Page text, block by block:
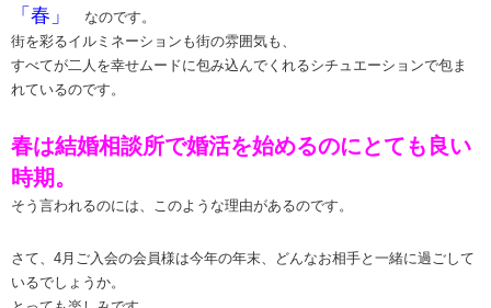
「春」
なのです。
街を彩るイルミネーションも街の雰囲気も、
すべてが二人を幸せムードに包み込んでくれるシチュエーションで包ま
れているのです。
春は結婚相談所で婚活を始めるのにとても良い
時期。
そう言われるのには、このような理由があるのです。
さて、4月ご入会の会員様は今年の年末、どんなお相手と一緒に過ごして
いるでしょうか。